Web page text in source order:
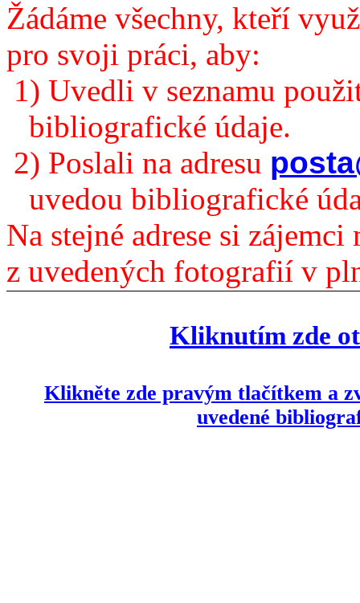
Žádáme všechny, kteří
pro svoji práci, aby:
1) Uvedli v seznamu
bibliografické údaje.
2) Poslali na adresu
uvedou bibliografické
Na stejné adrese si
z uvedených fotografií v
Kliknutím zde
Klikněte zde pravým tlačítkem a
uvedené